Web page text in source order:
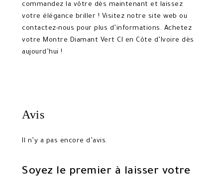
commandez la vôtre dès maintenant et laissez
votre élégance briller ! Visitez notre site web ou
contactez-nous pour plus d’informations. Achetez
votre Montre Diamant Vert CI en Côte d’Ivoire dès
aujourd’hui !
Avis
Il n’y a pas encore d’avis.
Soyez le premier à laisser votre